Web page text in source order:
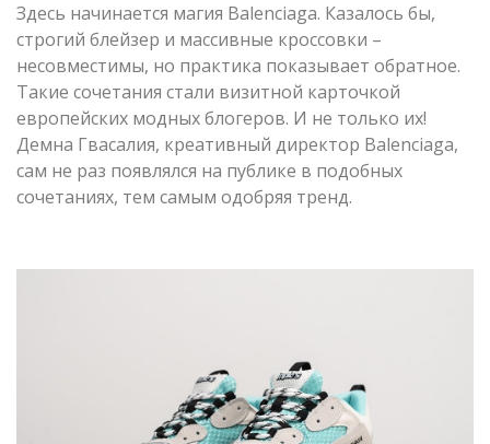
Здесь начинается магия Balenciaga. Казалось бы,
строгий блейзер и массивные кроссовки –
несовместимы, но практика показывает обратное.
Такие сочетания стали визитной карточкой
европейских модных блогеров. И не только их!
Демна Гвасалия, креативный директор Balenciaga,
сам не раз появлялся на публике в подобных
сочетаниях, тем самым одобряя тренд.